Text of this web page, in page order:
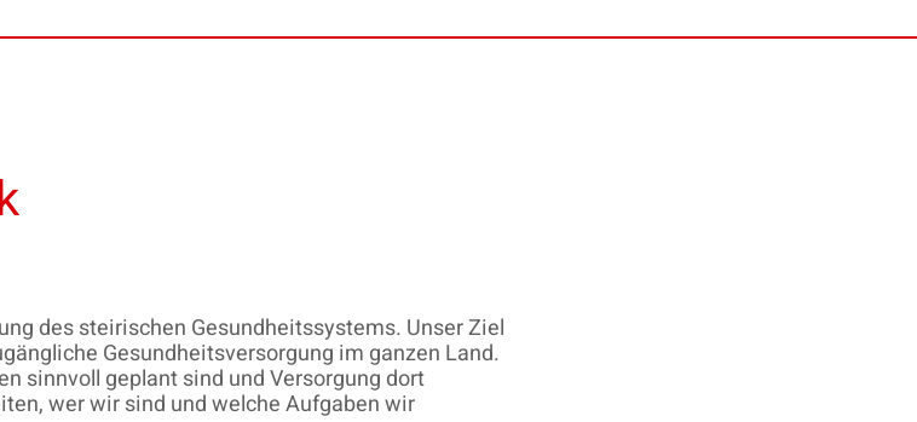
des steirischen Gesundheitssystems. Unser Ziel
Gesundheitsversorgung im ganzen Land.
sinnvoll geplant sind und Versorgung dort
wer wir sind und welche Aufgaben wir